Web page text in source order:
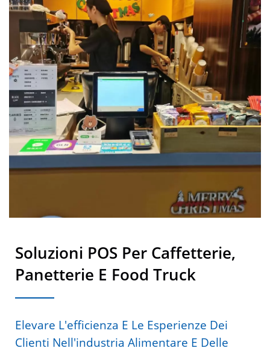
Soluzioni POS Per Caffetterie,
Panetterie E Food Truck
Elevare L'efficienza E Le Esperienze Dei
Clienti Nell'industria Alimentare E Delle